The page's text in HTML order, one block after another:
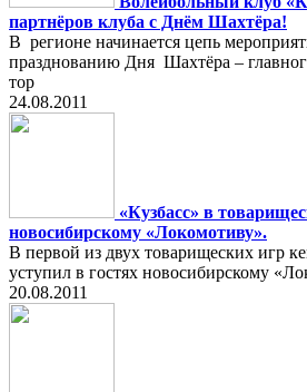
партнёров клуба с Днём Шахтёра!
В регионе начинается цепь
празднованию Дня Шахтёра –
тор
24.08.2011
«Кузбасс» в
новосибирскому «Локомотиву».
В первой из двух товарищеских игр
уступил в гостях новосибирскому
20.08.2011